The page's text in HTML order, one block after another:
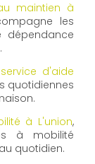
maintien à
les
dépendance
service d'aide
quotidiennes
à L'union,
à mobilité
quotidien.